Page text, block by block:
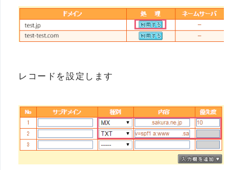
レコードを設定します